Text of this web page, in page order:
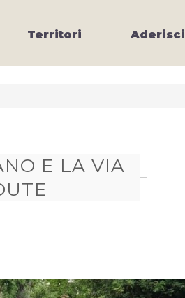
Territori Aderisci
E LA VIA